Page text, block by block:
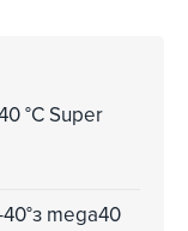
°C Super
mega40